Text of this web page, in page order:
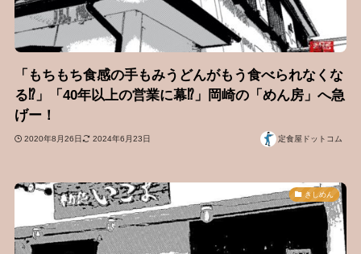
「もちもち食感の手もみうどんがもう食べられなくな
る⁉︎」「40年以上の営業に幕⁉︎」岡崎の「めん房」へ急
げー！
2020年8月26日 2024年6月23日 定食屋ドットコム
きしめん